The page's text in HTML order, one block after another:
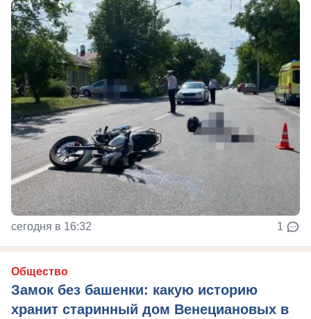
сегодня в 16:32 1
Общество
Замок без башенки: какую историю
хранит старинный дом Венециановых в